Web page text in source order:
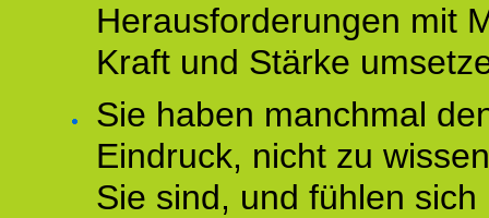
Herausforderungen mit
Kraft und Stärke
Sie haben manchmal
Eindruck, nicht zu
Sie sind, und fühlen sich